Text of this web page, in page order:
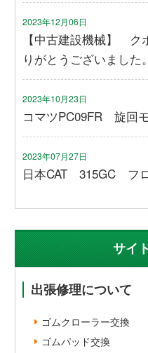
2023年12月06日
【中古建設機械】
りがとうございました。
2023年10月23日
コマツPC09FR 旋回
2023年07月27日
日本CAT 315GC フ
サイ
出張修理について
ゴムクローラー交換
ゴムパッド交換